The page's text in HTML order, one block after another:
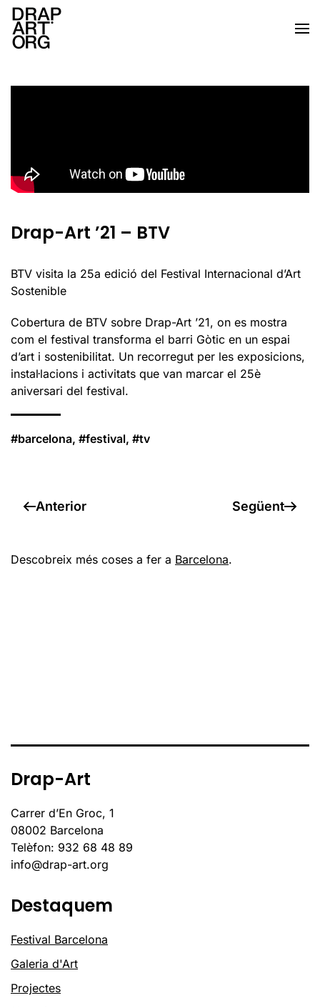
Skip to main content
Drap-Art ’21 – BTV
BTV visita la 25a edició del Festival Internacional d’Art
Sostenible
Cobertura de BTV sobre Drap-Art ’21, on es mostra
com el festival transforma el barri Gòtic en un espai
d’art i sostenibilitat. Un recorregut per les exposicions,
instal·lacions i activitats que van marcar el 25è
aniversari del festival.
#barcelona, #festival, #tv
Anterior Següent
Descobreix més coses a fer a Barcelona.
Drap-Art
Carrer d’En Groc, 1
08002 Barcelona
Telèfon: 932 68 48 89
info@drap-art.org
Destaquem
Festival Barcelona
Galeria d'Art
Projectes